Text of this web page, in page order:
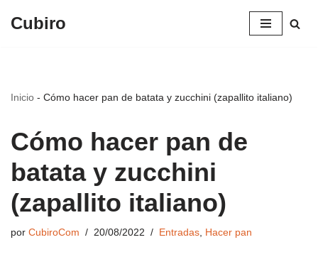
Cubiro
Inicio - Cómo hacer pan de batata y zucchini (zapallito italiano)
Cómo hacer pan de
batata y zucchini
(zapallito italiano)
por CubiroCom 20/08/2022 Entradas, Hacer pan